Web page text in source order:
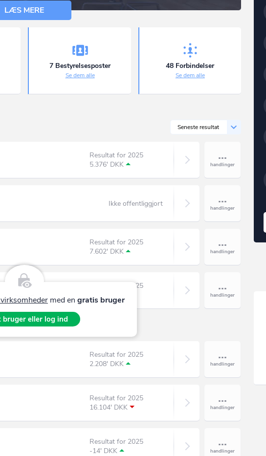
LÆS MERE
7 Bestyrelsesposter
Se dem alle
48 Forbindelser
Se dem alle
Seneste resultat
Resultat for 2025
5.376' DKK
Ikke offentliggjort
Resultat for 2025
7.602' DKK
Resultat for 2025
57' DKK
Resultat for 2025
2.208' DKK
Resultat for 2025
16.104' DKK
Resultat for 2025
-14' DKK
med en gratis bruger
bruger eller log ind